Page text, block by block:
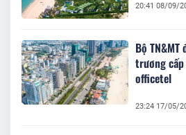
20:41 08/09/
Bộ
trương
officetel
23:24 17/05/